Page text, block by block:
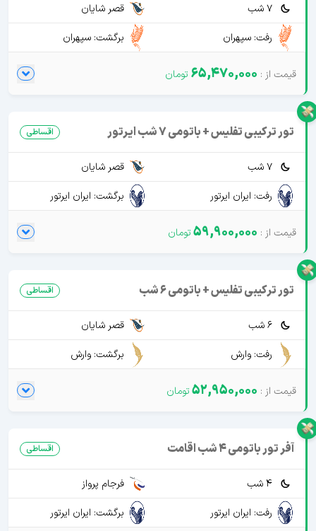
7 شب
قصر شایان
رفت: سپهران
برگشت: سپهران
65,470,000
تور ترکیبی تفلیس + باتومی 7 شب ایرتور اقساطی
7 شب
قصر شایان
رفت: ایران ایرتور
برگشت: ایران ایرتور
59,900,000
تور ترکیبی تفلیس + باتومی 6 شب اقساطی
6 شب
قصر شایان
رفت: وارش
برگشت: وارش
52,950,000
آفر تور باتومی 4 شب اقامت اقساطی
4 شب
فرجام پرواز
رفت: ایران ایرتور
برگشت: ایران ایرتور